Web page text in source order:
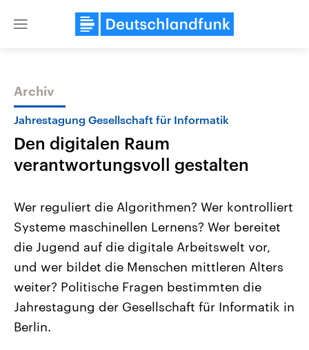
Close
Themen
Landtagswahl Sachsen-Anhalt
2026
Alle Informationen
Sachsen-Anhalt wählt am 6.
September 2026 einen neuen
Landtag. Seit 2021 wird das
Bundesland von einer Koalition aus
CDU, SPD und FDP regiert.-
Umfragen, Prognosen,
USA
Aktuelle Beiträge,
Hintergründe
Wirtschaftlich und
gehören die Vereinigten
den mächtigsten Ländern
mit großem Einfluss auf
Archiv
Jahrestagung Gesellschaft für Informatik
Den digitalen Raum
verantwortungsvoll gestalten
Wer reguliert die Algorithmen? Wer kontrolliert
Systeme maschinellen Lernens? Wer bereitet
die Jugend auf die digitale Arbeitswelt vor,
und wer bildet die Menschen mittleren Alters
weiter? Politische Fragen bestimmten die
Jahrestagung der Gesellschaft für Informatik in
Berlin.